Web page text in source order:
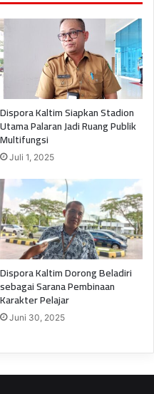
Dispora Kaltim Siapkan Stadion
Utama Palaran Jadi Ruang Publik
Multifungsi
Juli 1, 2025
Dispora Kaltim Dorong Beladiri
sebagai Sarana Pembinaan
Karakter Pelajar
Juni 30, 2025